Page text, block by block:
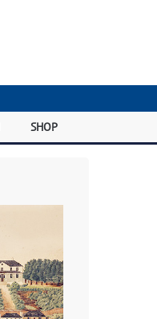
SHOP